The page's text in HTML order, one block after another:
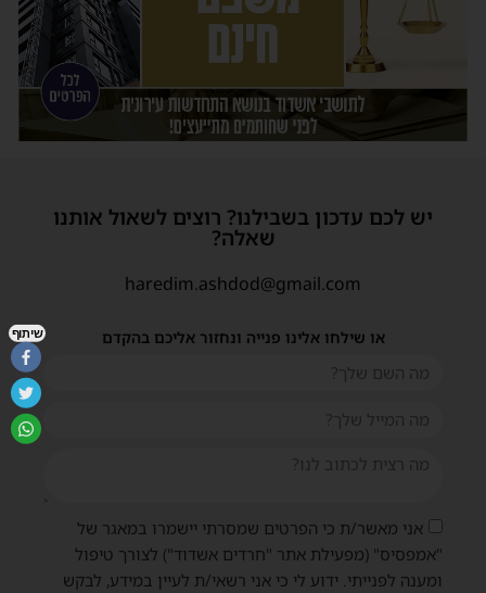
יש לכם עדכון בשבילנו? רוצים לשאול אותנו
שאלה?
haredim.ashdod@gmail.com
או שילחו אלינו פנייה ונחזור אליכם בהקדם
אני מאשר/ת כי הפרטים שמסרתי יישמרו במאגר של
"אמפסיס" (מפעילת אתר "חרדים אשדוד") לצורך טיפול
ומענה לפנייתי. ידוע לי כי אני רשאי/ת לעיין במידע, לבקש
שיתוף